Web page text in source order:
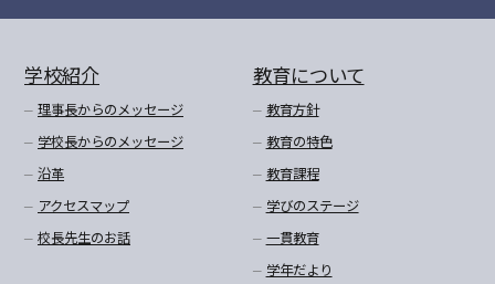
学校紹介
理事長からのメッセージ
学校長からのメッセージ
沿革
アクセスマップ
校長先生のお話
教育について
教育方針
教育の特色
教育課程
学びのステージ
一貫教育
学年だより